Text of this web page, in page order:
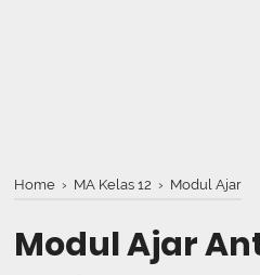
Home › MA Kelas 12 › Modul Ajar
Modul Ajar